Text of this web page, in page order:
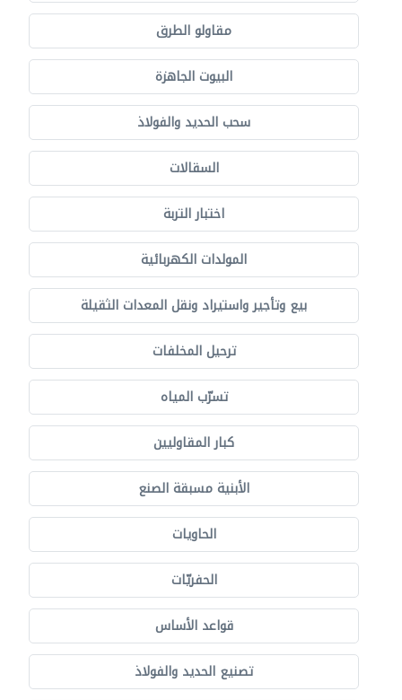
مقاولو الطرق
البيوت الجاهزة
سحب الحديد والفولاذ
السقالات
اختبار التربة
المولدات الكهربائية
بيع وتأجير واستيراد ونقل المعدات الثقيلة
ترحيل المخلفات
تسرّب المياه
كبار المقاوليين
الأبنية مسبقة الصنع
الحاويات
الحفريّات
قواعد الأساس
تصنيع الحديد والفولاذ